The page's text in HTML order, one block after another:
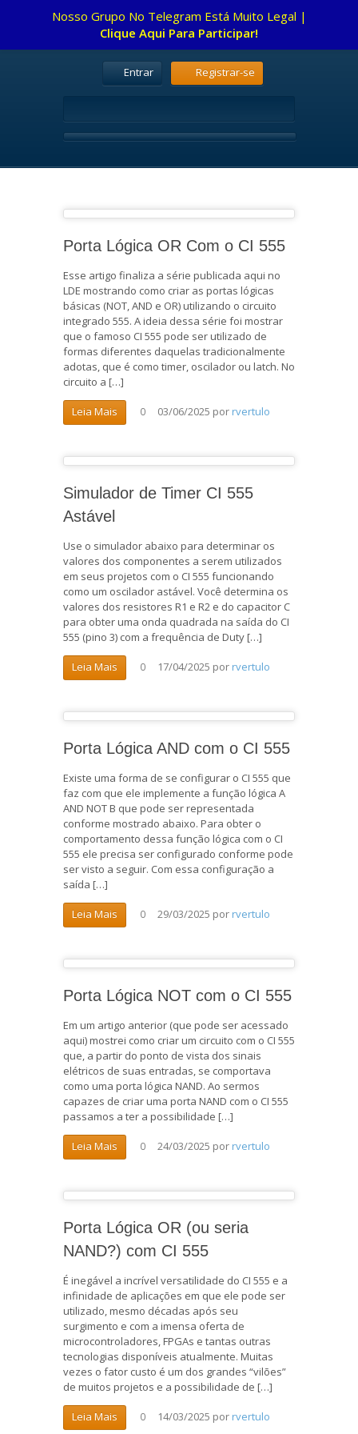
Entrar Registrar-se
Porta Lógica OR Com o CI 555
Esse artigo finaliza a série publicada aqui no
LDE mostrando como criar as portas lógicas
básicas (NOT, AND e OR) utilizando o circuito
integrado 555. A ideia dessa série foi mostrar
que o famoso CI 555 pode ser utilizado de
formas diferentes daquelas tradicionalmente
adotas, que é como timer, oscilador ou latch. No
circuito a […]
Leia Mais 0 03/06/2025 por rvertulo
Simulador de Timer CI 555
Astável
Use o simulador abaixo para determinar os
valores dos componentes a serem utilizados
em seus projetos com o CI 555 funcionando
como um oscilador astável. Você determina os
valores dos resistores R1 e R2 e do capacitor C
para obter uma onda quadrada na saída do CI
555 (pino 3) com a frequência de Duty […]
Leia Mais 0 17/04/2025 por rvertulo
Porta Lógica AND com o CI 555
Existe uma forma de se configurar o CI 555 que
faz com que ele implemente a função lógica A
AND NOT B que pode ser representada
conforme mostrado abaixo. Para obter o
comportamento dessa função lógica com o CI
555 ele precisa ser configurado conforme pode
ser visto a seguir. Com essa configuração a
saída […]
Leia Mais 0 29/03/2025 por rvertulo
Porta Lógica NOT com o CI 555
Em um artigo anterior (que pode ser acessado
aqui) mostrei como criar um circuito com o CI 555
que, a partir do ponto de vista dos sinais
elétricos de suas entradas, se comportava
como uma porta lógica NAND. Ao sermos
capazes de criar uma porta NAND com o CI 555
passamos a ter a possibilidade […]
Leia Mais 0 24/03/2025 por rvertulo
Porta Lógica OR (ou seria
NAND?) com CI 555
É inegável a incrível versatilidade do CI 555 e a
infinidade de aplicações em que ele pode ser
utilizado, mesmo décadas após seu
surgimento e com a imensa oferta de
microcontroladores, FPGAs e tantas outras
tecnologias disponíveis atualmente. Muitas
vezes o fator custo é um dos grandes “vilões”
de muitos projetos e a possibilidade de […]
Leia Mais 0 14/03/2025 por rvertulo
Nosso Grupo No Telegram Está Muito Legal |
Clique Aqui Para Participar!